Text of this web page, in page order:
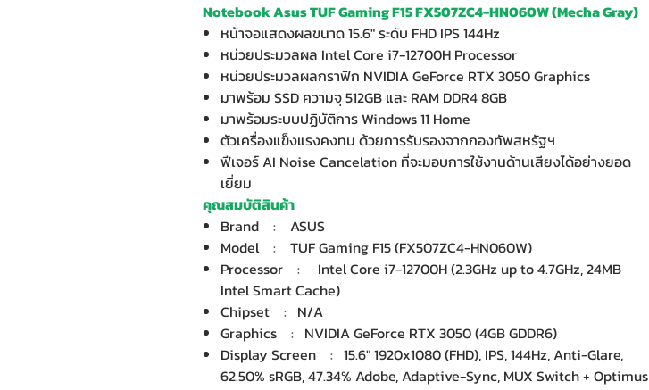
Notebook Asus TUF Gaming F15 FX507ZC4-HN060W (Mecha Gray)
หน้าจอแสดงผลขนาด 15.6" ระดับ FHD IPS 144Hz
หน่วยประมวลผล Intel Core i7-12700H Processor
หน่วยประมวลผลกราฟิก NVIDIA GeForce RTX 3050 Graphics
มาพร้อม SSD ความจุ 512GB และ RAM DDR4 8GB
มาพร้อมระบบปฏิบัติการ Windows 11 Home
ตัวเครื่องแข็งแรงคงทน ด้วยการรับรองจากกองทัพสหรัฐฯ
ฟีเจอร์ AI Noise Cancelation ที่จะมอบการใช้งานด้านเสียงได้อย่างยอด
เยี่ยม
คุณสมบัติสินค้า
Brand : ASUS
Model : TUF Gaming F15 (FX507ZC4-HN060W)
Processor : Intel Core i7-12700H (2.3GHz up to 4.7GHz, 24MB
Intel Smart Cache)
Chipset : N/A
Graphics : NVIDIA GeForce RTX 3050 (4GB GDDR6)
Display Screen : 15.6" 1920x1080 (FHD), IPS, 144Hz, Anti-Glare,
62.50% sRGB, 47.34% Adobe, Adaptive-Sync, MUX Switch + Optimus